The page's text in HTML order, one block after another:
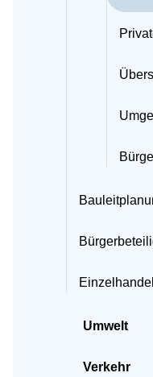
Umwelt
Verkehr